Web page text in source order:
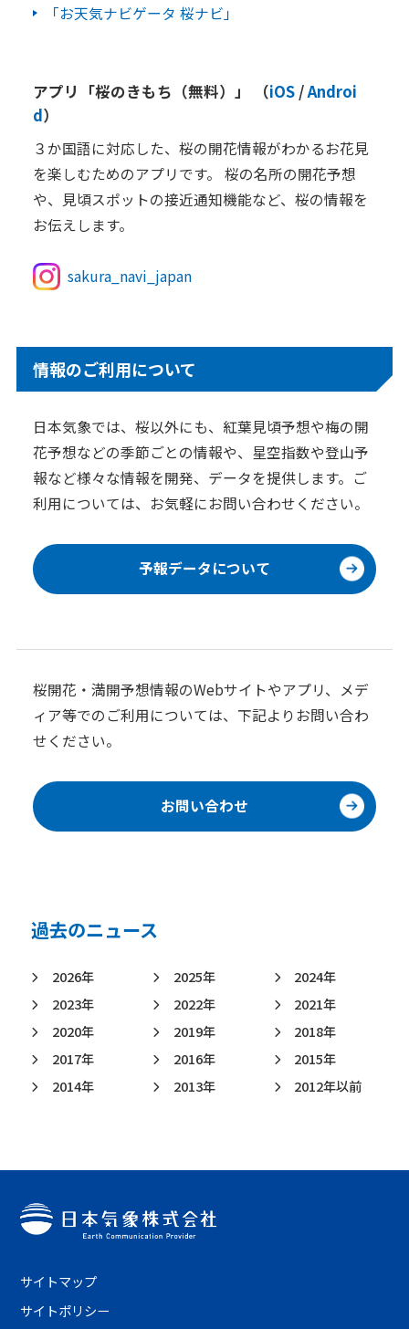
「お天気ナビゲータ 桜ナビ」
アプリ「桜のきもち（無料）」 （iOS/Androi
d）
３か国語に対応した、桜の開花情報がわかるお花見
を楽しむためのアプリです。
桜の名所の開花予想
や、見頃スポットの接近通知機能など、桜の情報を
お伝えします。
sakura_navi_japan
情報のご利用について
日本気象では、桜以外にも、紅葉見頃予想や梅の開
花予想などの季節ごとの情報や、星空指数や登山予
報など様々な情報を開発、データを提供します。ご
利用については、お気軽にお問い合わせください。
予報データについて
桜開花・満開予想情報のWebサイトやアプリ、メデ
ィア等でのご利用については、下記よりお問い合わ
せください。
お問い合わせ
過去のニュース
2026年 2025年
2024年
2023年
2022年
2021年
2020年
2019年
2018年
2017年
2016年
2015年
2014年
2013年 2012年以前
サイトマップ
サイトポリシー